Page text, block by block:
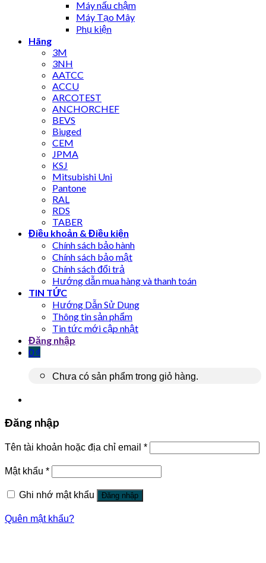
Máy nấu chậm
Máy Tạo Mây
Phụ kiện
Hãng
3M
3NH
AATCC
ACCU
ARCOTEST
ANCHORCHEF
BEVS
Biuged
CEM
JPMA
KSJ
Mitsubishi Uni
Pantone
RAL
RDS
TABER
Điều khoản & Điều kiện
Chính sách bảo hành
Chính sách bảo mật
Chính sách đổi trả
Hướng dẫn mua hàng và thanh toán
TIN TỨC
Hướng Dẫn Sử Dụng
Thông tin sản phẩm
Tin tức mới cập nhật
Đăng nhập
0 ₫
Chưa có sản phẩm trong giỏ hàng.
Đăng nhập
Tên tài khoản hoặc địa chỉ email *
Mật khẩu *
Ghi nhớ mật khẩu Đăng nhập
Quên mật khẩu?